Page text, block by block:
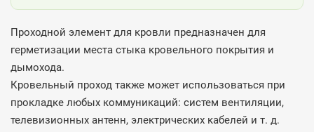
Проходной элемент для кровли предназначен для
герметизации места стыка кровельного покрытия и
дымохода.
Кровельный проход также может использоваться при
прокладке любых коммуникаций: систем вентиляции,
телевизионных антенн, электрических кабелей и т. д.